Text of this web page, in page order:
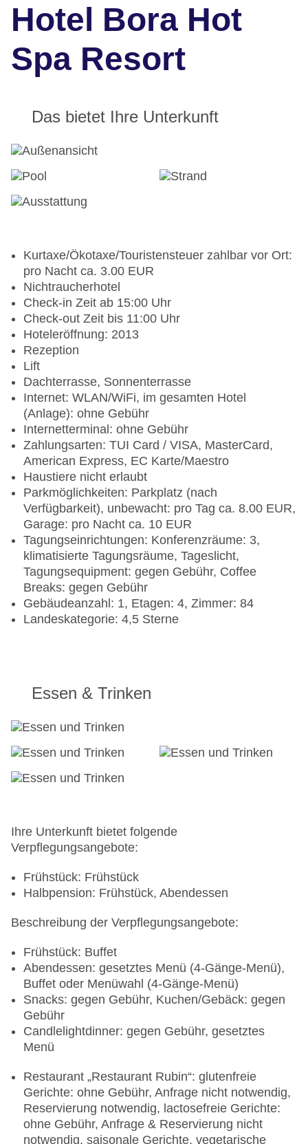
Hotel Bora Hot
Spa Resort
Das bietet Ihre Unterkunft
Kurtaxe/Ökotaxe/Touristensteuer zahlbar vor Ort:
pro Nacht ca. 3.00 EUR
Nichtraucherhotel
Check-in Zeit ab 15:00 Uhr
Check-out Zeit bis 11:00 Uhr
Hoteleröffnung: 2013
Rezeption
Lift
Dachterrasse, Sonnenterrasse
Internet: WLAN/WiFi, im gesamten Hotel
(Anlage): ohne Gebühr
Internetterminal: ohne Gebühr
Zahlungsarten: TUI Card / VISA, MasterCard,
American Express, EC Karte/Maestro
Haustiere nicht erlaubt
Parkmöglichkeiten: Parkplatz (nach
Verfügbarkeit), unbewacht: pro Tag ca. 8.00 EUR,
Garage: pro Nacht ca. 10 EUR
Tagungseinrichtungen: Konferenzräume: 3,
klimatisierte Tagungsräume, Tageslicht,
Tagungsequipment: gegen Gebühr, Coffee
Breaks: gegen Gebühr
Gebäudeanzahl: 1, Etagen: 4, Zimmer: 84
Landeskategorie: 4,5 Sterne
Essen & Trinken
Ihre Unterkunft bietet folgende
Verpflegungsangebote:
Frühstück: Frühstück
Halbpension: Frühstück, Abendessen
Beschreibung der Verpflegungsangebote:
Frühstück: Buffet
Abendessen: gesetztes Menü (4-Gänge-Menü),
Buffet oder Menüwahl (4-Gänge-Menü)
Snacks: gegen Gebühr, Kuchen/Gebäck: gegen
Gebühr
Candlelightdinner: gegen Gebühr, gesetztes
Menü
Restaurant „Restaurant Rubin“: glutenfreie
Gerichte: ohne Gebühr, Anfrage nicht notwendig,
Reservierung notwendig, lactosefreie Gerichte:
ohne Gebühr, Anfrage & Reservierung nicht
notwendig, saisonale Gerichte, vegetarische